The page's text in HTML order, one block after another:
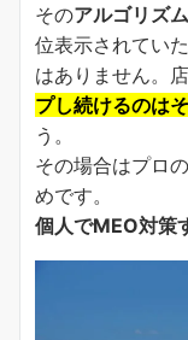
そのアルゴリズ
位表示されてい
はありません。
プし続けるのは
う。
その場合はプロ
めです。
個人でMEO対策